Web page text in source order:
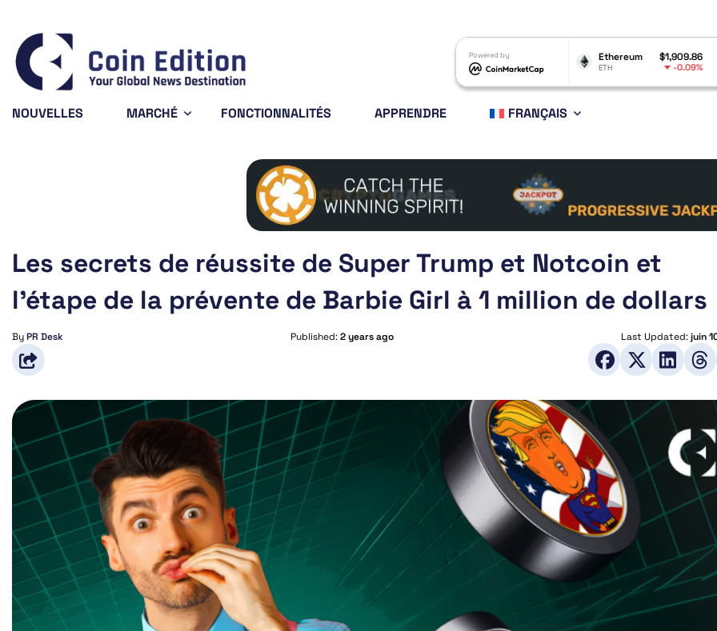
Powered by
Bitcoin $64,630.85
BTC -0.24%
XRP
XRP
Ethereum $1,909.86
ETH -0.09%
BNB
BNB
NOUVELLES MARCHÉ FONCTIONNALITÉS APPRENDRE FRANÇAIS
Les secrets de réussite de Super Trump et Notcoin et
l’étape de la prévente de Barbie Girl à 1 million de dollars
ByPR Desk Published:2 years ago Last Updated:juin